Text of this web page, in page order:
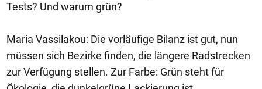
Tests? Und warum grün?
Maria Vassilakou: Die vorläufige Bilanz ist gut, nun
müssen sich Bezirke finden, die längere Radstrecken
zur Verfügung stellen. Zur Farbe: Grün steht für